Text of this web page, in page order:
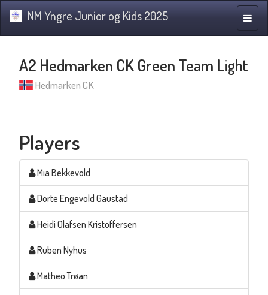
Toggle
NM Yngre Junior og Kids 2025
A2 Hedmarken CK Green Team Light
Hedmarken CK
Players
Mia Bekkevold
Dorte Engevold Gaustad
Heidi Olafsen Kristoffersen
Ruben Nyhus
Matheo Trøan